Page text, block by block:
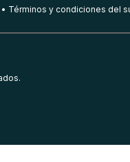
Términos y condiciones del